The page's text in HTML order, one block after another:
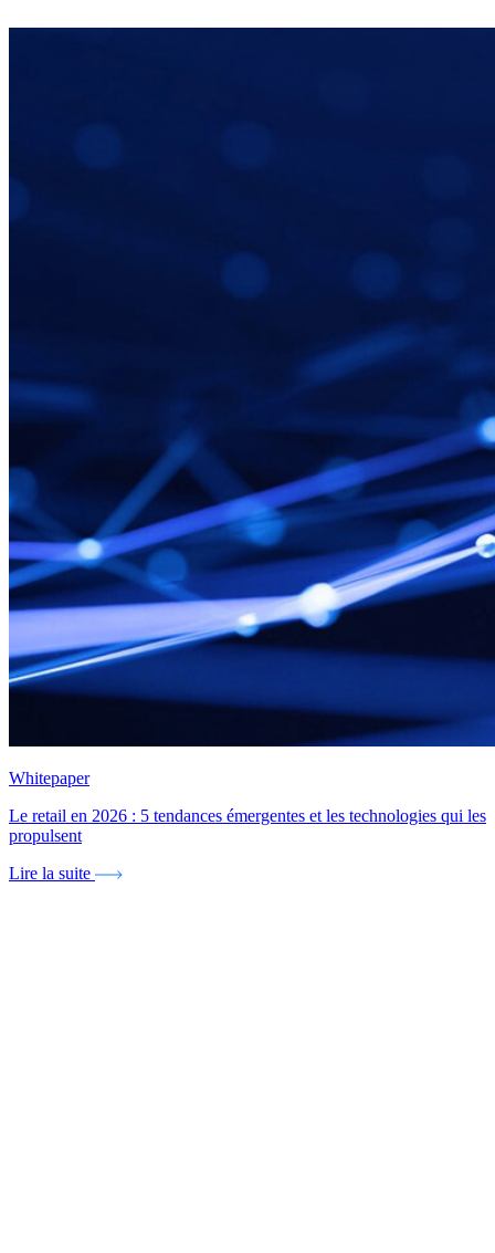
Whitepaper
Le retail en 2026 : 5 tendances émergentes et les technologies qui les
propulsent
Lire la suite